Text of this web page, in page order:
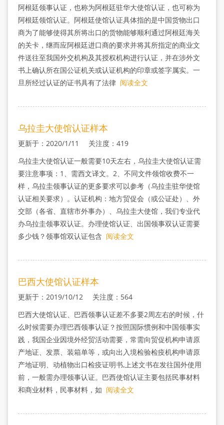
阿根廷领事认证，也称为阿根廷驻华大使馆认证，也可称为
阿根廷领馆认证。阿根廷使馆认证具体指的是中国货物出口
商为了能够使得其所将出口的货物能够顺利通过阿根廷海关
的关卡，继而应阿根廷进口商的要求并将其所指定的商业文
件送往至我国外交机构及其授权机构进行认证，并在涉外文
书上确认所在国公证机关或认证机构的印章或签字属实。一
旦所经过认证的证书具有了法律 阅读全文
乌拉圭大使馆认证样本
更新于：2020/1/11 关注度：419
乌拉圭大使馆认证一般需要10天左右，乌拉圭大使馆认证需
要注意事项：1、需西文译文。2、不同文件领馆收费不一
样，乌拉圭领事认证的更多要求可以参考（乌拉圭驻华使馆
认证相关要求）。认证机构：地方贸促会（或公证处）、外
交部（各省、直辖市外事办）、乌拉圭大使馆，我们专业代
办乌拉圭领事双认证。办理使馆认证、出国领事双认证需要
多少钱？领事馆双认证包含 阅读全文
巴西大使馆认证样本
更新于：2019/10/12 关注度：564
巴西大使馆认证、巴西领事认证差不多要2周左右的时候，什
么时候需要办理巴西领事认证？按照国际惯例和中国领事实
践，我国企业因境外经贸活动需要，常需向贸促机构申请原
产地证、发票、装箱单等，或向出入境检验检疫机构申请原
产地证明、动植物出口检疫证明书,上述文书在发往国外使用
前，一般需办理领事认证。巴西使馆认证主要包括民事材料
和商业材料，民事材料，如 阅读全文